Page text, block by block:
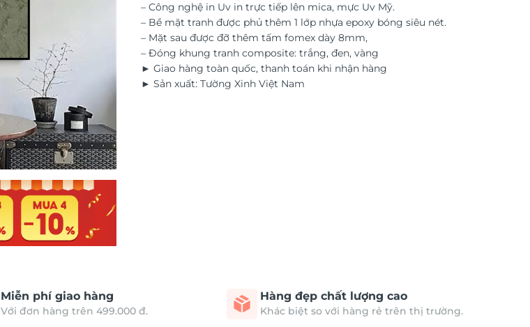
– Công nghệ in Uv in trực tiếp lên mica, mực Uv Mỹ.
– Bề mặt tranh được phủ thêm 1 lớp nhựa epoxy bóng siêu nét.
– Mặt sau được đỡ thêm tấm fomex dày 8mm,
– Đóng khung tranh composite: trắng, đen, vàng
► Giao hàng toàn quốc, thanh toán khi nhận hàng
► Sản xuất: Tường Xinh Việt Nam
Miễn phí giao hàng
Với đơn hàng trên 499.000 đ.
Hàng đẹp chất lượng cao
Khác biệt so với hàng rẻ trên thị trường.